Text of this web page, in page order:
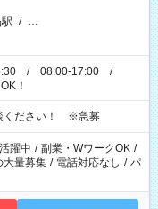
/ …
16:30 / 08:00-17:00 /
！
ください！ ※急募
躍中 / 副業・WワークOK /
大量募集 / 電話対応なし / パ